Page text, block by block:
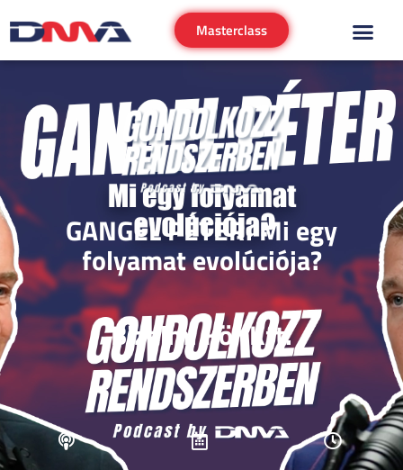
Masterclass
GANGEL PÉTER: Mi egy
folyamat evolúciója?
Bizalmi Kör Kft.